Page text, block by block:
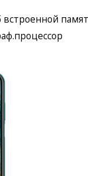
встроенной